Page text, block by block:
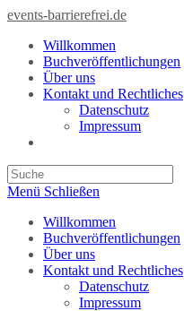
Zum
springen
events-barrierefrei.de
Willkommen
Buchveröffentlichungen
Über uns
Kontakt und Rechtliches
Datenschutz
Impressum
search
Menü Schließen
Willkommen
Buchveröffentlichungen
Über uns
Kontakt und Rechtliches
Datenschutz
Impressum